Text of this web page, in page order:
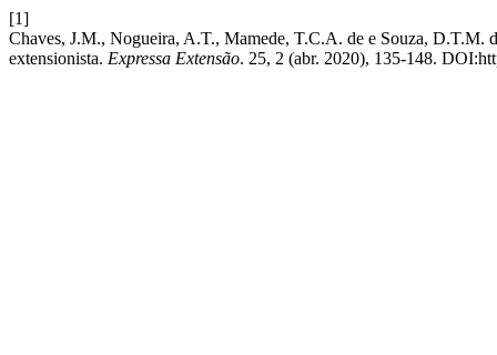
[1]
Chaves, J.M., Nogueira, A.T., Mamede, T.C.A. de e Souza, D.T.M.
extensionista. Expressa Extensão. 25, 2 (abr. 2020), 135-148.